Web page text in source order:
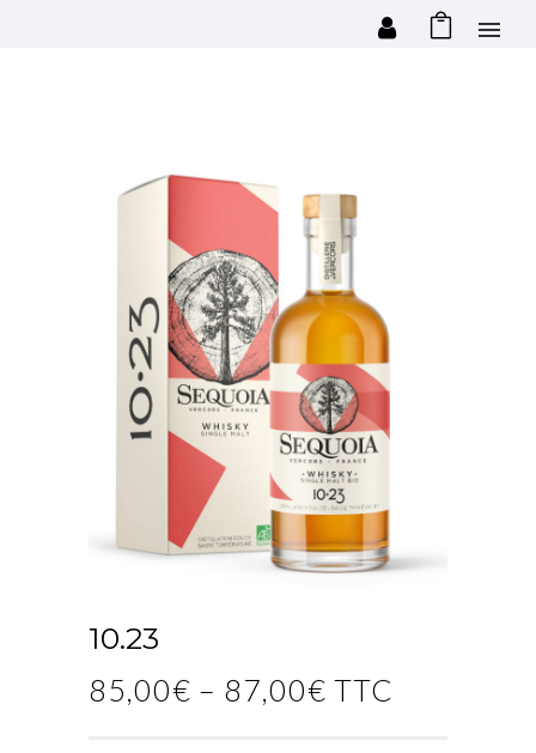
10.23
85,00€ – 87,00€ TTC